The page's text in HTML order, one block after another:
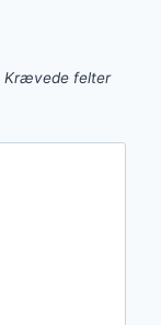
Krævede felter